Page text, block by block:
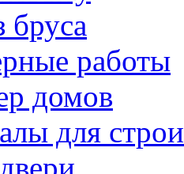
бруса
работы
домов
для